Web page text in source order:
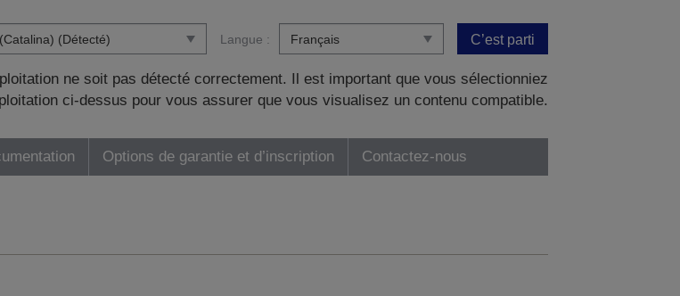
Langue : C’est parti
ne soit pas détecté correctement. Il est important que vous sélectionniez
ci-dessus pour vous assurer que vous visualisez un contenu compatible.
Options de garantie et d’inscription Contactez-nous